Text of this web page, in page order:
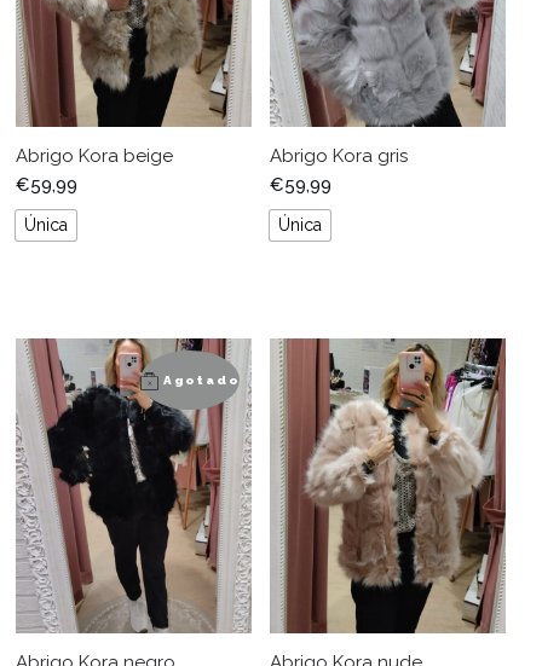
Abrigo Kora beige
€59,99
Única
Abrigo Kora gris
€59,99
Única
Agotado